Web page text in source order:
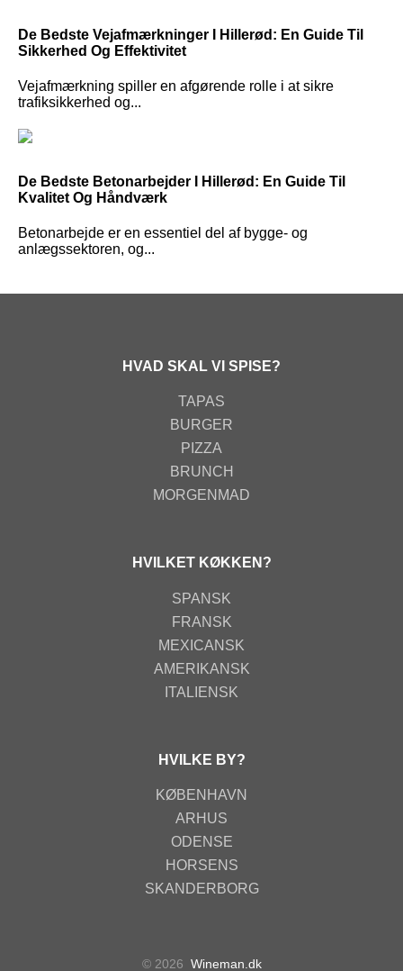
De Bedste Vejafmærkninger I Hillerød: En Guide Til
Sikkerhed Og Effektivitet
Vejafmærkning spiller en afgørende rolle i at sikre
trafiksikkerhed og...
De Bedste Betonarbejder I Hillerød: En Guide Til
Kvalitet Og Håndværk
Betonarbejde er en essentiel del af bygge- og
anlægssektoren, og...
HVAD SKAL VI SPISE?
TAPAS
BURGER
PIZZA
BRUNCH
MORGENMAD
HVILKET KØKKEN?
SPANSK
FRANSK
MEXICANSK
AMERIKANSK
ITALIENSK
HVILKE BY?
KØBENHAVN
ARHUS
ODENSE
HORSENS
SKANDERBORG
© 2026 Wineman.dk